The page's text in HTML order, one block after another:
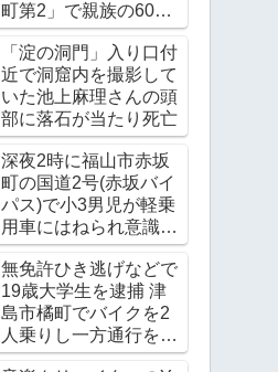
町第2」で親族の60代
男性の腹をチェーンソ
ーで刺す
「淀の洞門」入り口付
近で洞窟内を撮影して
いた池上麻理さんの頭
部に落石が当たり死亡
深夜2時に福山市赤坂
町の国道2号(赤坂バイ
パス)で小3男児が軽乗
用車にはねられ意識不
明の重体
無免許ひき逃げなどで
19歳大学生を逮捕 津
島市橘町でバイクを2
人乗りし一方通行を逆
走 ワンボックスカーと